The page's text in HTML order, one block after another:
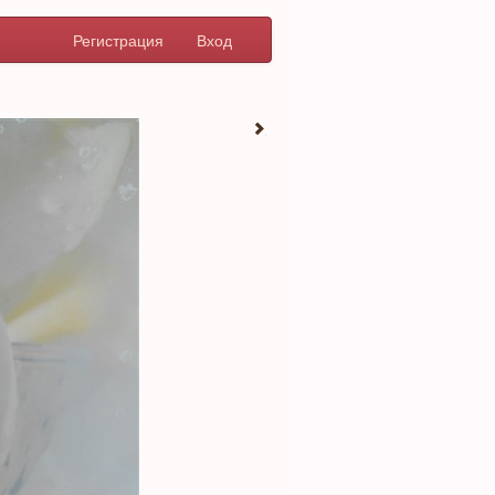
Регистрация Вход